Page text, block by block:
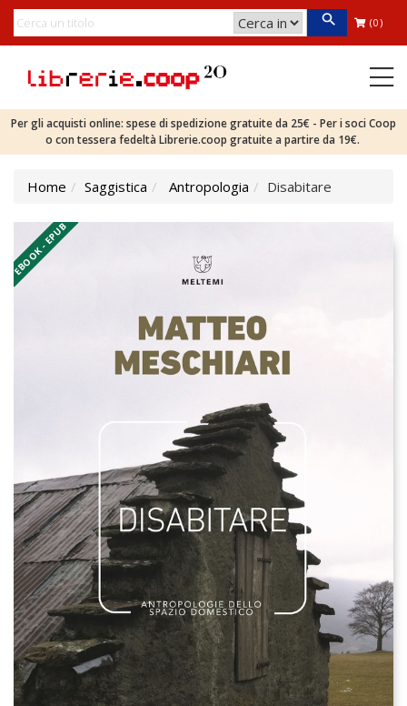
(0)
Per gli acquisti online: spese di spedizione gratuite da 25€ - Per i soci Coop
o con tessera fedeltà Librerie.coop gratuite a partire da 19€.
Home Saggistica Antropologia Disabitare
EBOOK - EPUB